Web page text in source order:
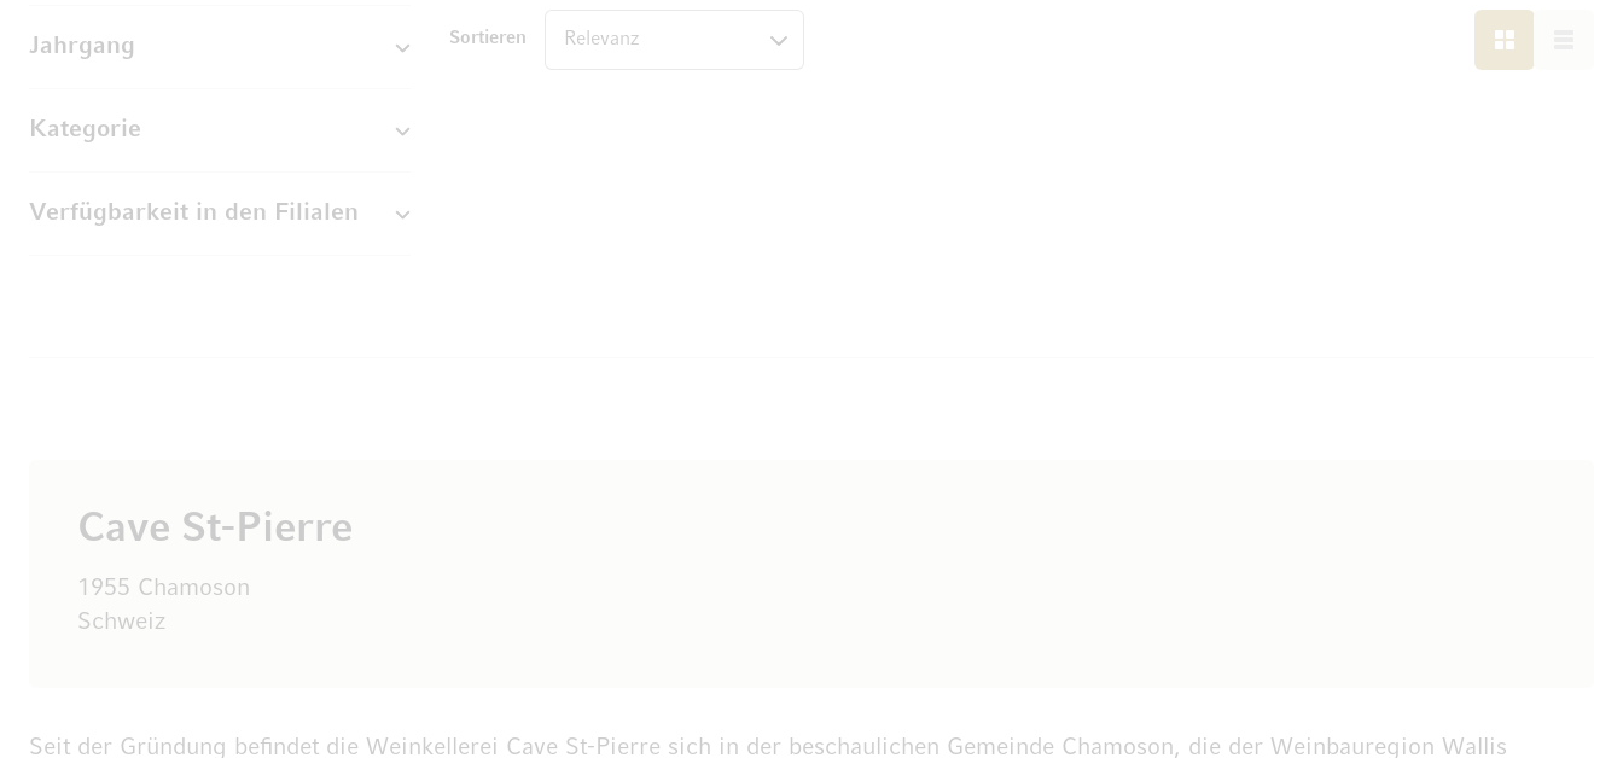
Jahrgang
Kategorie
Verfügbarkeit in den Filialen
Sortieren Unten LISTE
Cave St-Pierre
1955 Chamoson
Schweiz
Seit der Gründung befindet die Weinkellerei Cave St-Pierre sich in der beschaulichen Gemeinde Chamoson, die der Weinbauregion Wallis